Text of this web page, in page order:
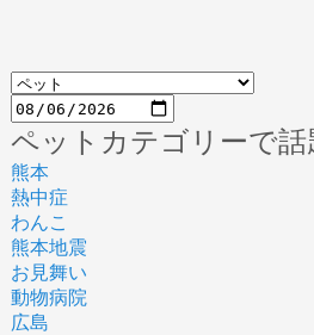
ペットカテゴリーで話
熊本
熱中症
わんこ
熊本地震
お見舞い
動物病院
広島